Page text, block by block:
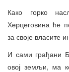
Како горко
Херцеговина ће
за своје власите
И сами грађани
овој земљи, ма